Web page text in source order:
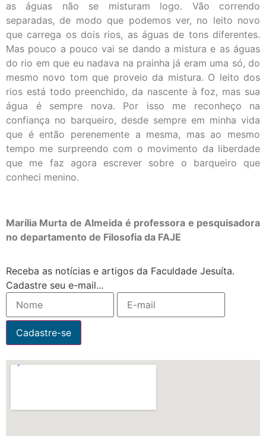
as águas não se misturam logo. Vão correndo
separadas, de modo que podemos ver, no leito novo
que carrega os dois rios, as águas de tons diferentes.
Mas pouco a pouco vai se dando a mistura e as águas
do rio em que eu nadava na prainha já eram uma só, do
mesmo novo tom que proveio da mistura. O leito dos
rios está todo preenchido, da nascente à foz, mas sua
água é sempre nova. Por isso me reconheço na
confiança no barqueiro, desde sempre em minha vida
que é então perenemente a mesma, mas ao mesmo
tempo me surpreendo com o movimento da liberdade
que me faz agora escrever sobre o barqueiro que
conheci menino.
Marília Murta de Almeida é professora e pesquisadora
no departamento de Filosofia da FAJE
Receba as notícias e artigos da Faculdade Jesuíta.
Cadastre seu e-mail...